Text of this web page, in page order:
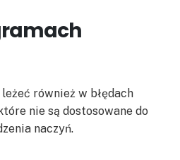
również w błędach
nie są dostosowane do
naczyń.